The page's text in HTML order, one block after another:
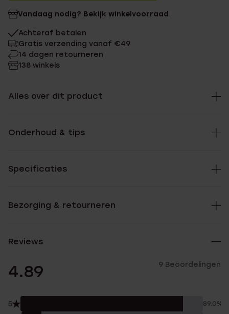
Vandaag nodig? Bekijk winkelvoorraad
Achteraf betalen
Gratis verzending vanaf €49
14 dagen retourneren
138 winkels
Alles over dit product
Onderhoud & tips
Specificaties
Bezorging & retourneren
Reviews
4.89 9 Beoordelingen
5 89.0%